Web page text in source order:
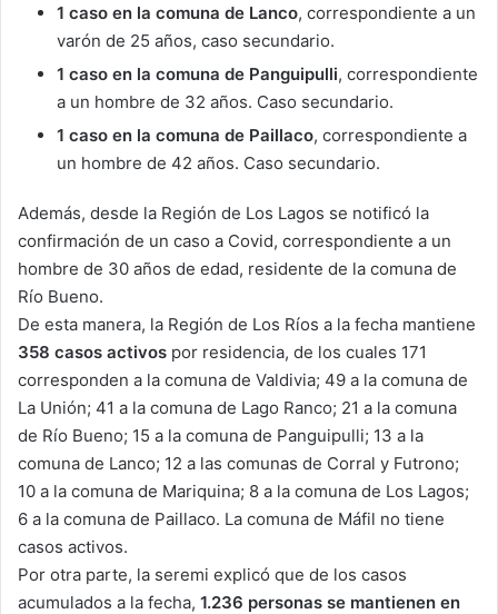
1 caso en la comuna de Lanco, correspondiente a un
varón de 25 años, caso secundario.
1 caso en la comuna de Panguipulli, correspondiente
a un hombre de 32 años. Caso secundario.
1 caso en la comuna de Paillaco, correspondiente a
un hombre de 42 años. Caso secundario.
Además, desde la Región de Los Lagos se notificó la
confirmación de un caso a Covid, correspondiente a un
hombre de 30 años de edad, residente de la comuna de
Río Bueno.
De esta manera, la Región de Los Ríos a la fecha mantiene
358 casos activos por residencia, de los cuales 171
corresponden a la comuna de Valdivia; 49 a la comuna de
La Unión; 41 a la comuna de Lago Ranco; 21 a la comuna
de Río Bueno; 15 a la comuna de Panguipulli; 13 a la
comuna de Lanco; 12 a las comunas de Corral y Futrono;
10 a la comuna de Mariquina; 8 a la comuna de Los Lagos;
6 a la comuna de Paillaco. La comuna de Máfil no tiene
casos activos.
Por otra parte, la seremi explicó que de los casos
acumulados a la fecha, 1.236 personas se mantienen en